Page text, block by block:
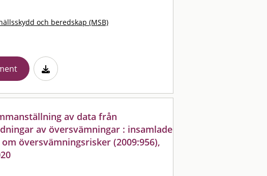
och beredskap (MSB)
av data från
av översvämningar : insamlade
översvämningsrisker (2009:956),